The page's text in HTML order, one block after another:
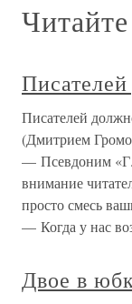
Писателей
(Дмитрием
— Псевдоним
внимание
просто смесь
— Когда у нас
Двое в